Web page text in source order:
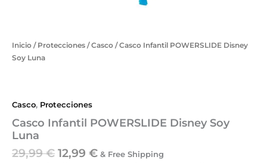
Inicio / Protecciones /Casco / Casco Infantil POWERSLIDE Disney
Soy Luna
Casco, Protecciones
Casco Infantil POWERSLIDE Disney Soy
Luna
29,99€ 12,99 € & Free Shipping